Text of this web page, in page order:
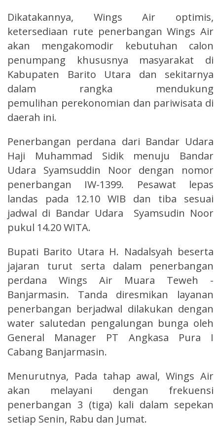
Dikatakannya, Wings Air optimis,
ketersediaan rute penerbangan Wings Air
akan mengakomodir kebutuhan calon
penumpang khususnya masyarakat di
Kabupaten Barito Utara dan sekitarnya
dalam rangka mendukung
pemulihan perekonomian dan pariwisata di
daerah ini.
Penerbangan perdana dari Bandar Udara
Haji Muhammad Sidik menuju Bandar
Udara Syamsuddin Noor dengan nomor
penerbangan IW-1399. Pesawat lepas
landas pada 12.10 WIB dan tiba sesuai
jadwal di Bandar Udara Syamsudin Noor
pukul 14.20 WITA.
Bupati Barito Utara H. Nadalsyah beserta
jajaran turut serta dalam penerbangan
perdana Wings Air Muara Teweh -
Banjarmasin. Tanda diresmikan layanan
penerbangan berjadwal dilakukan dengan
water salutedan pengalungan bunga oleh
General Manager PT Angkasa Pura I
Cabang Banjarmasin.
Menurutnya, Pada tahap awal, Wings Air
akan melayani dengan frekuensi
penerbangan 3 (tiga) kali dalam sepekan
setiap Senin, Rabu dan Jumat.